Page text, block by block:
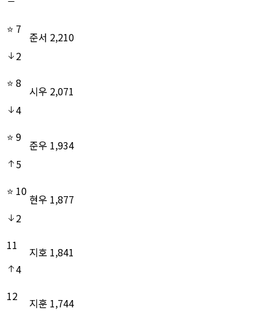
⭐ 7
2
준서 2,210
⭐ 8
4
시우 2,071
⭐ 9
5
준우 1,934
⭐ 10
2
현우 1,877
11
4
지호 1,841
12
지훈 1,744